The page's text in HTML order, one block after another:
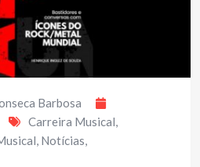
Barbosa
Carreira Musical,
, Notícias,